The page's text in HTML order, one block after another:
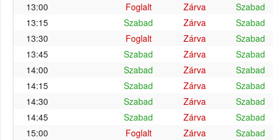
13:00
Foglalt Zárva
Szabad
13:15
Szabad Zárva
Szabad
13:30
Foglalt Zárva
Szabad
13:45
Szabad Zárva
Szabad
14:00
Szabad Zárva
Szabad
14:15
Szabad Zárva
Szabad
14:30
Szabad Zárva
Szabad
14:45
Szabad Zárva
Szabad
15:00
Foglalt Zárva
Szabad